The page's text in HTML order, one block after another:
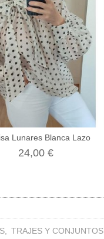
Lunares Blanca Lazo
24,00 €
TRAJES Y CONJUNTOS